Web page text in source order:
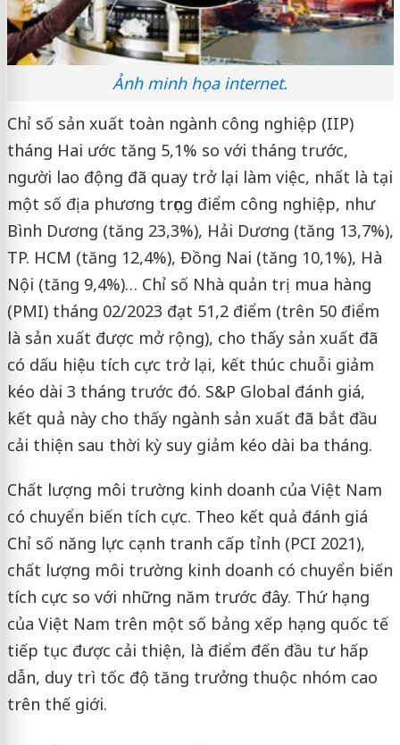
Ảnh minh họa internet.
Chỉ số sản xuất toàn ngành công nghiệp (IIP)
tháng Hai ước tăng 5,1% so với tháng trước,
người lao động đã quay trở lại làm việc, nhất là tại
một số địa phương trọng điểm công nghiệp, như
Bình Dương (tăng 23,3%), Hải Dương (tăng 13,7%),
TP. HCM (tăng 12,4%), Đồng Nai (tăng 10,1%), Hà
Nội (tăng 9,4%)… Chỉ số Nhà quản trị mua hàng
(PMI) tháng 02/2023 đạt 51,2 điểm (trên 50 điểm
là sản xuất được mở rộng), cho thấy sản xuất đã
có dấu hiệu tích cực trở lại, kết thúc chuỗi giảm
kéo dài 3 tháng trước đó. S&P Global đánh giá,
kết quả này cho thấy ngành sản xuất đã bắt đầu
cải thiện sau thời kỳ suy giảm kéo dài ba tháng.
Chất lượng môi trường kinh doanh của Việt Nam
có chuyển biến tích cực. Theo kết quả đánh giá
Chỉ số năng lực cạnh tranh cấp tỉnh (PCI 2021),
chất lượng môi trường kinh doanh có chuyển biến
tích cực so với những năm trước đây. Thứ hạng
của Việt Nam trên một số bảng xếp hạng quốc tế
tiếp tục được cải thiện, là điểm đến đầu tư hấp
dẫn, duy trì tốc độ tăng trưởng thuộc nhóm cao
trên thế giới.